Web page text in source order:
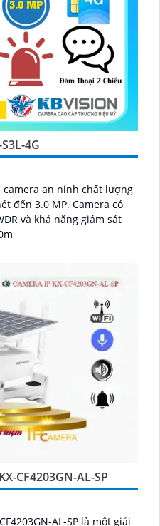
4G
camera an ninh chất lượng
MP. Camera có
và khả năng giám sát
CF4203GN-AL-SP
AL-SP là một giải